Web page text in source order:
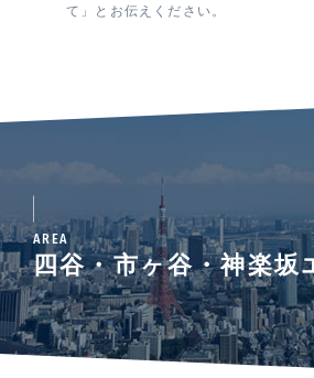
て」とお伝えください。
AREA
四谷・市ヶ谷・神楽坂